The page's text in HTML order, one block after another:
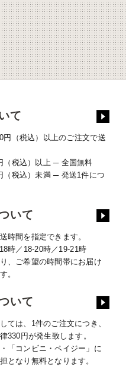
て
円（税込）以上のご注文で送
（税込）以上 ─ 全国無料
（税込）未満 ─ 発送1件につ
いて
時間を指定できます。
時／18-20時／19-21時
、ご希望の時間帯にお届け
。
いて
ては、1件のご注文につき、
330円が発生致します。
「コンビニ・ペイジー」に
となり無料となります。